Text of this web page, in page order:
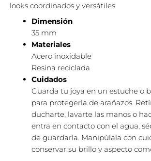
looks coordinados y versátiles.
Dimensión
35 mm
Materiales
Acero inoxidable
Resina reciclada
Cuidados
Guarda tu joya en un estuche o
para protegerla de arañazos.
ducharte, lavarte las manos o
entra en contacto con el agua,
de guardarla. Manipúlala con
conservar su brillo y aspecto